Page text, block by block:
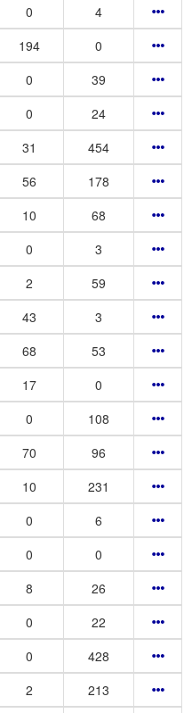
0
4
194
0
0
39
0
24
31
454
56
178
10
68
0
3
2
59
43
3
68
53
17
0
0
108
70
96
10
231
0
6
0
0
8
26
0
22
0
428
2
213